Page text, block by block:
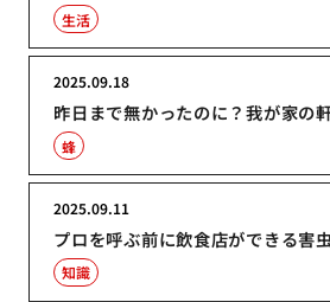
生活
昨日まで無かったのに？我が家の
2025.09.18
蜂
プロを呼ぶ前に飲食店ができる害
2025.09.11
知識